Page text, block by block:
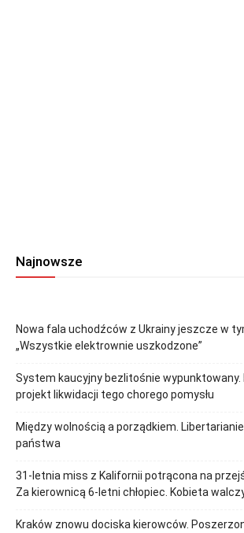
Najnowsze
Nowa fala uchodźców z Ukrainy jeszcze w
„Wszystkie elektrownie uszkodzone”
System kaucyjny bezlitośnie wypunktowany.
projekt likwidacji tego chorego pomysłu
Między wolnością a porządkiem.
państwa
31-letnia miss z Kalifornii potrącona na
Za kierownicą 6-letni chłopiec. Kobieta
Kraków znowu dociska kierowców.